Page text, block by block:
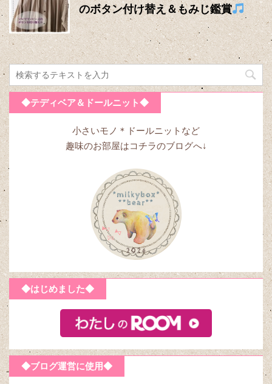
のボタン付け替え＆もみじ鑑賞
◆テディベア＆ドールニット◆
小さいモノ＊ドールニットなど
趣味のお部屋はコチラのブログへ↓
◆はじめました◆
◆ブログ運営に使用◆